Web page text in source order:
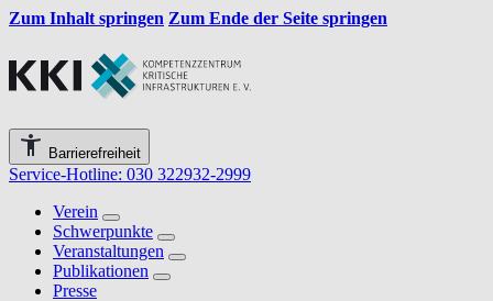
Zum Inhalt springen Zum Ende der Seite springen
Barrierefreiheit
Service-Hotline: 030 322932-2999
Verein
Schwerpunkte
Veranstaltungen
Publikationen
Presse